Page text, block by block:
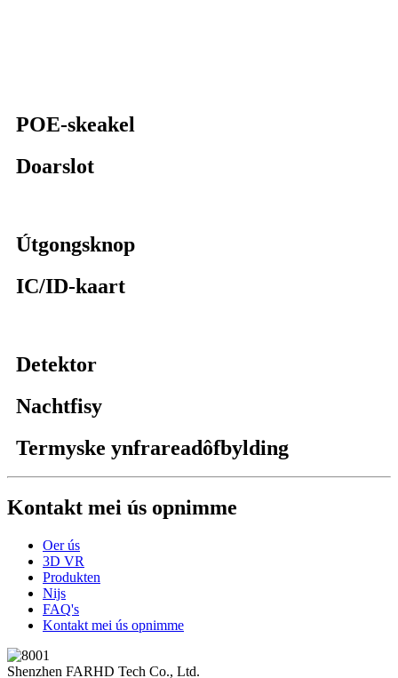
POE-skeakel
Doarslot
Útgongsknop
IC/ID-kaart
Detektor
Nachtfisy
Termyske ynfrareadôfbylding
Kontakt mei ús opnimme
Oer ús
3D VR
Produkten
Nijs
FAQ's
Kontakt mei ús opnimme
Shenzhen FARHD Tech Co., Ltd.